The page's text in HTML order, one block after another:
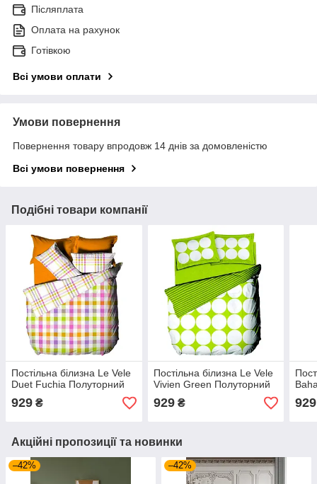
Післяплата
Оплата на рахунок
Готівкою
Всі умови оплати
Умови повернення
Повернення товару впродовж 14 днів за домовленістю
Всі умови повернення
Подібні товари компанії
Постільна білизна Le Vele
Duet Fuchia Полуторний
929 ₴
Постільна білизна Le Vele
Vivien Green Полуторний
929₴ 929
Акційні пропозиції та новинки
–42% –42%